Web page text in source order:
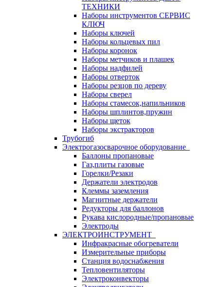
ТЕХНИКИ
Наборы инструментов СЕРВИС
КЛЮЧ
Наборы ключей
Наборы кольцевых пил
Наборы коронок
Наборы метчиков и плашек
Наборы надфилей
Наборы отверток
Наборы резцов по дереву
Наборы сверел
Наборы стамесок,напильников
Наборы шплинтов,пружин
Наборы щеток
Наборы экстракторов
Трубогиб
Электрогазосварочное оборудование
Баллоны пропановые
Газ,плиты газовые
Горелки/Резаки
Держатели электродов
Клеммы заземления
Магнитные держатели
Редукторы для баллонов
Рукава кислородные/пропановые
Электроды
ЭЛЕКТРОИНСТРУМЕНТ
Инфракрасные обогреватели
Измерительные приборы
Станция водоснабжения
Тепловентиляторы
Электроконвекторы